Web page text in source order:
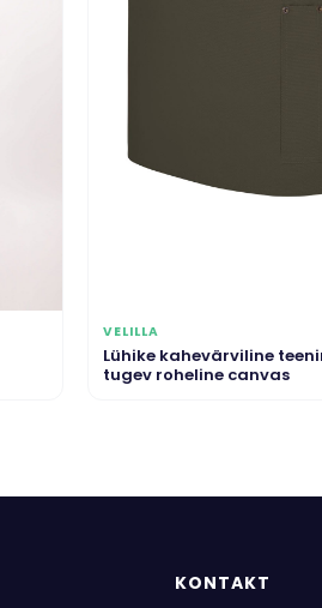
VELILLA
Lühike kahevärviline
tugev roheline canvas
KONTAKT